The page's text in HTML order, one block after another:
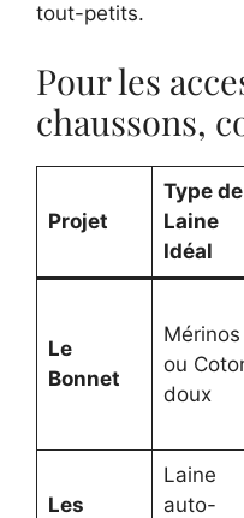
tout-petits.
Pour les
chaussons,
Projet
Type de
Laine
Idéal
Le
Bonnet
Mérinos
ou
doux
Les
Laine
auto-